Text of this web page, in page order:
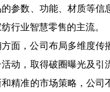
参数、功能、材质等
行业智慧零售的主流。
面，公司布局多维度
动，取得破圈曝光及
精准的市场策略，公